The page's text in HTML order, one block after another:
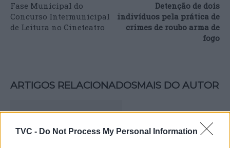
TVC - Do Not Process My Personal Information
Fase Municipal do
Concurso Intermunicipal
de Leitura no Cineteatro
Detenção de dois
indivíduos pela prática de
crimes de roubo arma de
fogo
ARTIGOS RELACIONADOSMAIS DO AUTOR